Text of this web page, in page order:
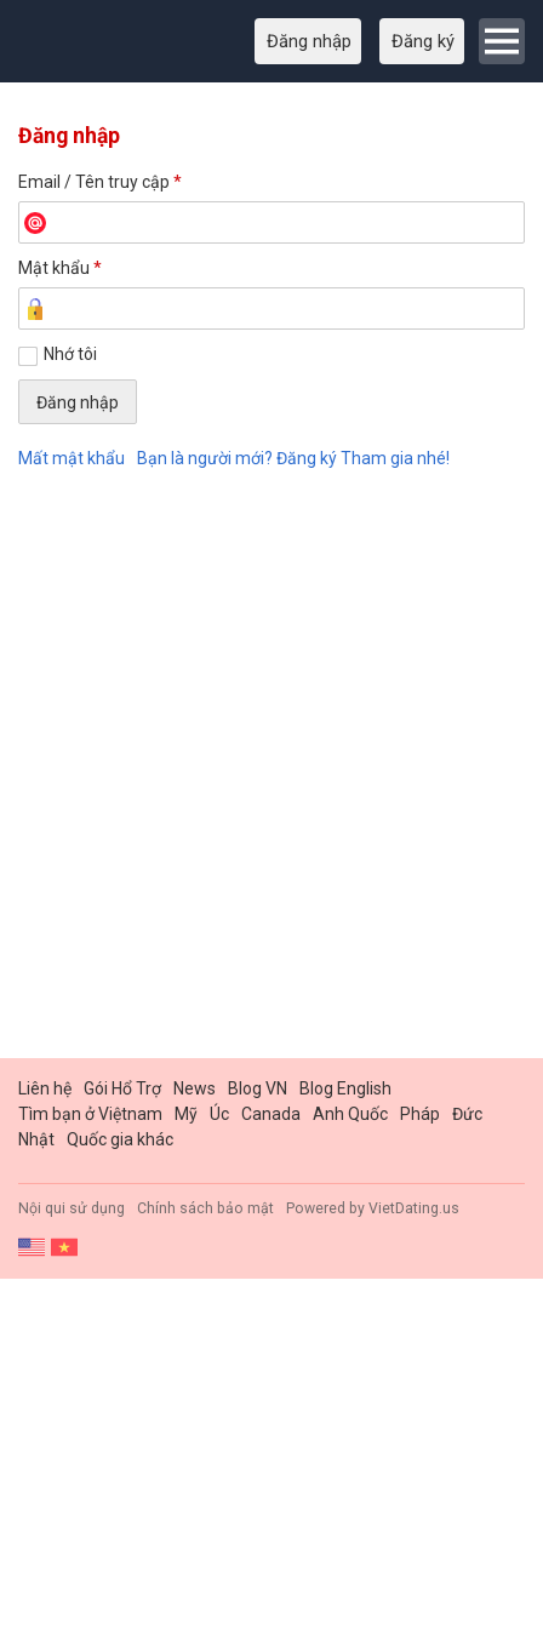
Đăng nhập Đăng ký
Đăng nhập
Email / Tên truy cập *
Mật khẩu *
Nhớ tôi
Mất mật khẩu Bạn là người mới? Đăng ký Tham gia nhé!
Liên hệ Gói Hổ Trợ News Blog VN
Blog English
Tìm bạn ở Việtnam
Mỹ Úc Canada Anh Quốc Pháp
Đức
Nhật
Quốc gia khác
Nội qui sử dụng Chính sách bảo mật Powered by VietDating.us